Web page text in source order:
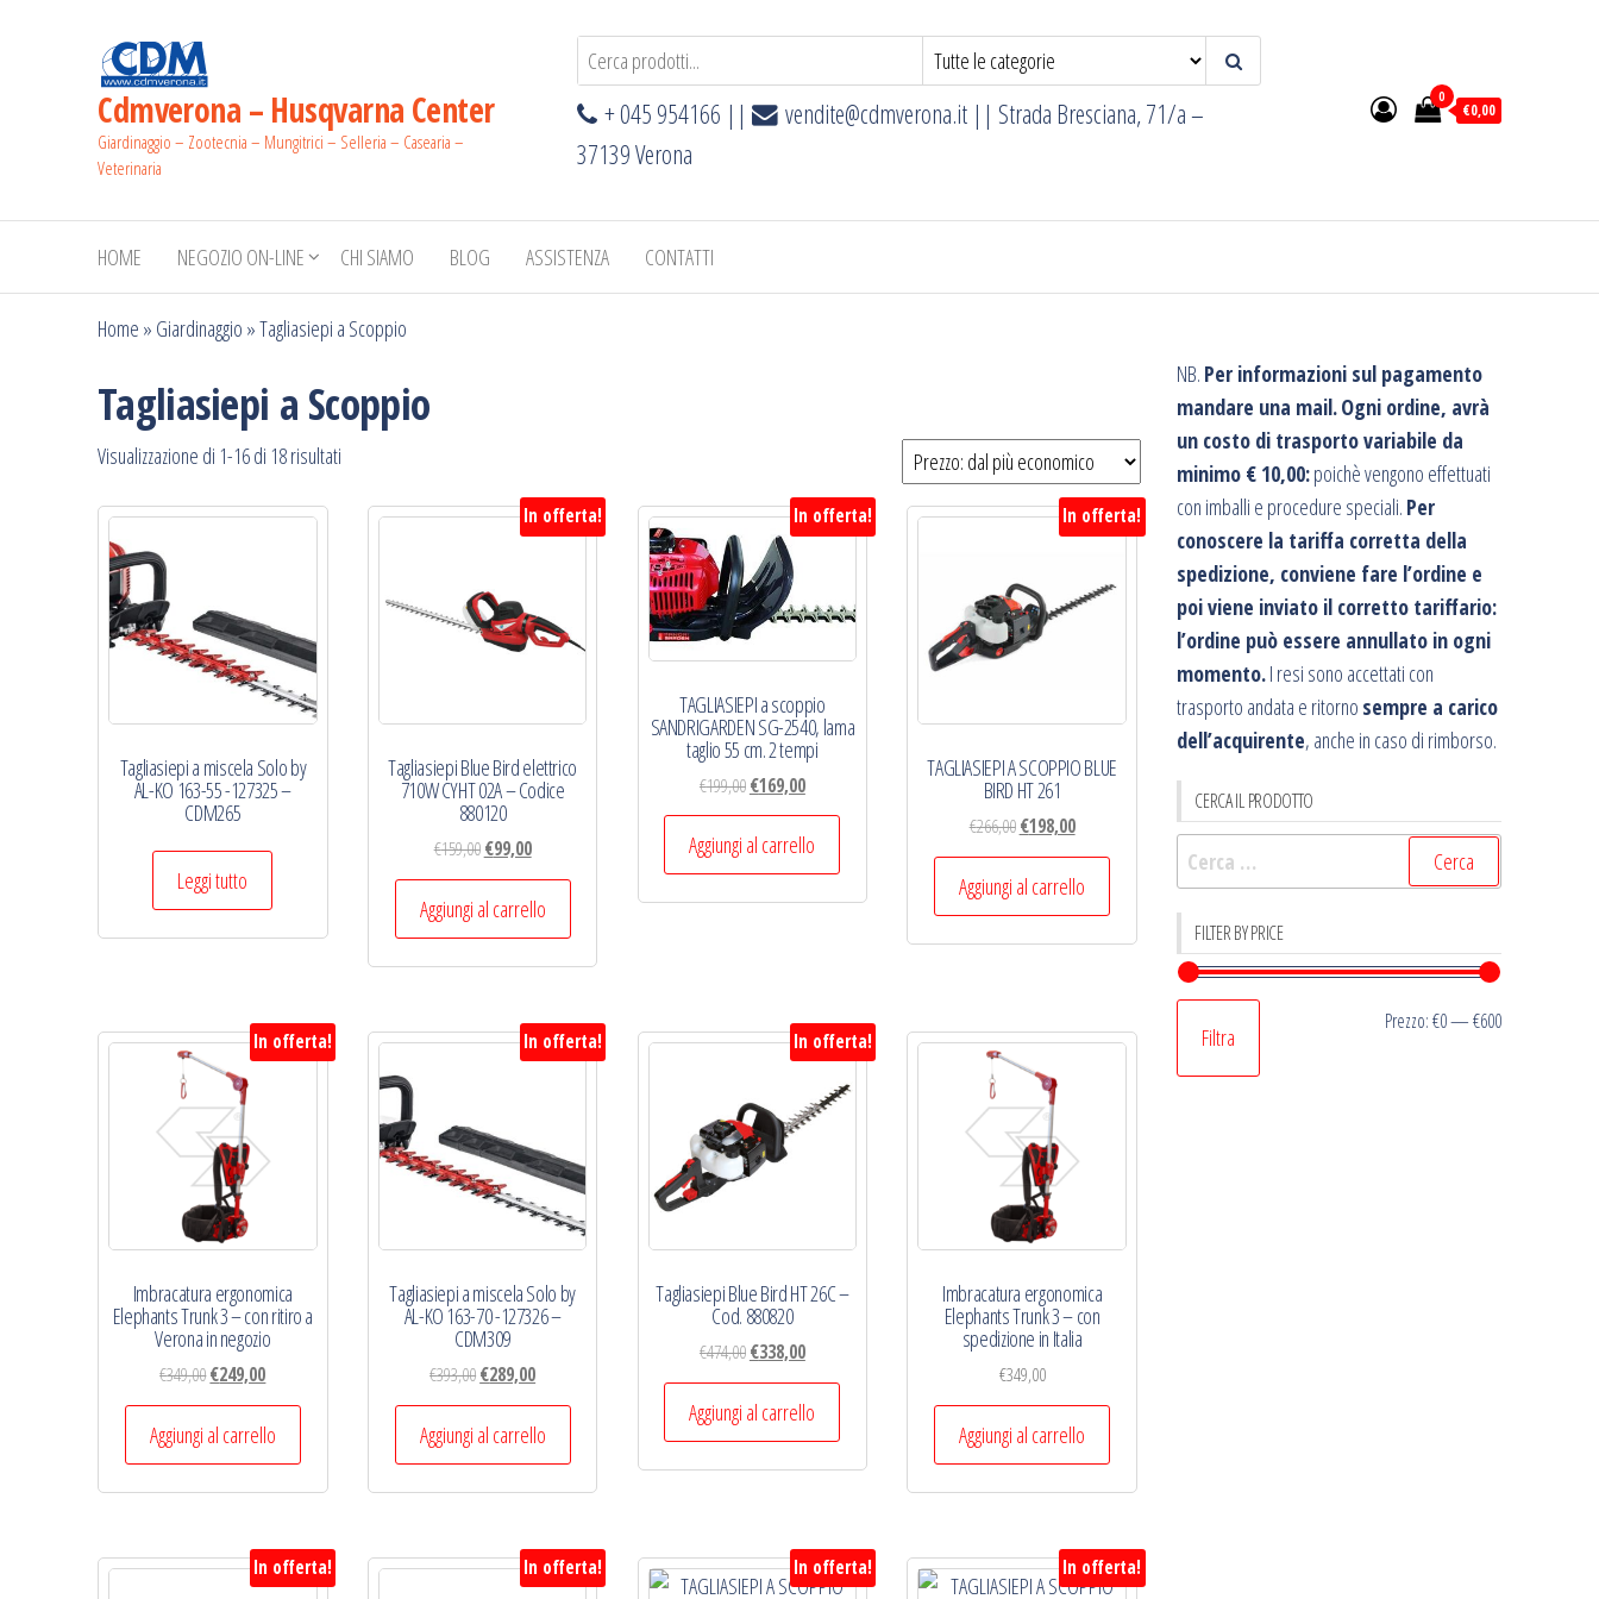
Cdmverona – Husqvarna Center
Giardinaggio – Zootecnia – Mungitrici – Selleria – Casearia –
Veterinaria
+ 045 954166 || vendite@cdmverona.it || Strada Bresciana, 71/a –
37139 Verona
0
€0,00
HOME NEGOZIO ON-LINE CHI SIAMO BLOG ASSISTENZA CONTATTI
Home » Giardinaggio »Tagliasiepi a Scoppio
Tagliasiepi a Scoppio
Visualizzazione di 1-16 di 18 risultati
Tagliasiepi a miscela Solo by
AL-KO 163-55 -127325 –
CDM265
Leggi tutto
In offerta!
Tagliasiepi Blue Bird elettrico
710W CYHT 02A – Codice
880120
€159,00 Il
prezzo
originale
era:
€159,00.
€99,00Il
prezzo
attuale
è:
€99,00.
Aggiungi al carrello
In offerta!
TAGLIASIEPI a scoppio
SANDRIGARDEN SG-2540, lama
taglio 55 cm. 2 tempi
€199,00Il
prezzo
originale
era:
€199,00.
€169,00Il
prezzo
attuale
è:
€169,00.
Aggiungi al carrello
In offerta!
TAGLIASIEPI A SCOPPIO BLUE
BIRD HT 261
€266,00 Il
prezzo
originale
era:
€266,00.
€198,00Il
prezzo
attuale
è:
€198,00.
Aggiungi al carrello
In offerta!
Imbracatura ergonomica
Elephants Trunk 3 – con ritiro a
Verona in negozio
€349,00Il
prezzo
originale
era:
€349,00.
€249,00Il
prezzo
attuale
è:
€249,00.
Aggiungi al carrello
In offerta!
Tagliasiepi a miscela Solo by
AL-KO 163-70 -127326 –
CDM309
€393,00Il
prezzo
originale
era:
€393,00.
€289,00Il
prezzo
attuale
è:
€289,00.
Aggiungi al carrello
In offerta!
Tagliasiepi Blue Bird HT 26C –
Cod. 880820
€474,00Il
prezzo
originale
era:
€474,00.
€338,00Il
prezzo
attuale
è:
€338,00.
Aggiungi al carrello
Imbracatura ergonomica
Elephants Trunk 3 – con
spedizione in Italia
€349,00
Aggiungi al carrello
In offerta! In offerta! In offerta! In offerta!
NB. Per informazioni sul pagamento
mandare una mail.Ogni ordine, avrà
un costo di trasporto variabile da
minimo € 10,00:poichè vengono effettuati
con imballi e procedure speciali. Per
conoscere la tariffa corretta della
spedizione, conviene fare l’ordine e
poi viene inviato il corretto tariffario:
l’ordine può essere annullato in ogni
momento.I resi sono accettati con
trasporto andata e ritorno sempre a carico
dell’acquirente, anche in caso di rimborso.
CERCA IL PRODOTTO
Ricerca
per:
FILTER BY PRICE
Prezzo
Prezzo
Filtra
Prezzo:€0—€600